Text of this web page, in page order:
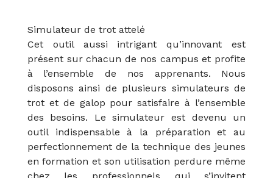
Simulateur de trot attelé
Cet outil aussi intrigant qu’innovant est
présent sur chacun de nos campus et profite
à l’ensemble de nos apprenants. Nous
disposons ainsi de plusieurs simulateurs de
trot et de galop pour satisfaire à l’ensemble
des besoins. Le simulateur est devenu un
outil indispensable à la préparation et au
perfectionnement de la technique des jeunes
en formation et son utilisation perdure même